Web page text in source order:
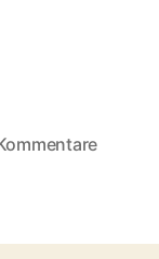
zu
Bande